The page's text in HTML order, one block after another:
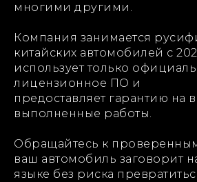
многими другими.
Компания занимается
китайских автомобилей с
использует только
лицензионное ПО и
предоставляет гарантию на
выполненные работы.
Обращайтесь к
ваш автомобиль заговорит
языке без риска